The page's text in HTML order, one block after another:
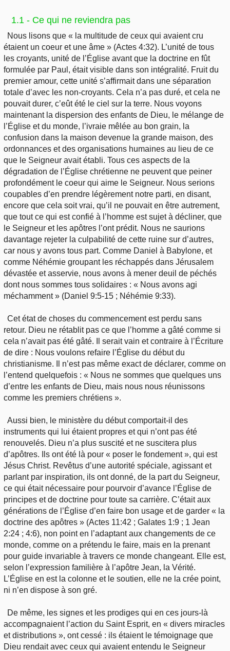
1.1 - Ce qui ne reviendra pas
Nous lisons que « la multitude de ceux qui avaient cru
étaient un coeur et une âme » (Actes 4:32). L’unité de tous
les croyants, unité de l’Église avant que la doctrine en fût
formulée par Paul, était visible dans son intégralité. Fruit du
premier amour, cette unité s’affirmait dans une séparation
totale d’avec les non-croyants. Cela n’a pas duré, et cela ne
pouvait durer, c’eût été le ciel sur la terre. Nous voyons
maintenant la dispersion des enfants de Dieu, le mélange de
l’Église et du monde, l’ivraie mêlée au bon grain, la
confusion dans la maison devenue la grande maison, des
ordonnances et des organisations humaines au lieu de ce
que le Seigneur avait établi. Tous ces aspects de la
dégradation de l’Église chrétienne ne peuvent que peiner
profondément le coeur qui aime le Seigneur. Nous serions
coupables d’en prendre légèrement notre parti, en disant,
encore que cela soit vrai, qu’il ne pouvait en être autrement,
que tout ce qui est confié à l’homme est sujet à décliner, que
le Seigneur et les apôtres l’ont prédit. Nous ne saurions
davantage rejeter la culpabilité de cette ruine sur d’autres,
car nous y avons tous part. Comme Daniel à Babylone, et
comme Néhémie groupant les réchappés dans Jérusalem
dévastée et asservie, nous avons à mener deuil de péchés
dont nous sommes tous solidaires : « Nous avons agi
méchamment » (Daniel 9:5-15 ; Néhémie 9:33).
Cet état de choses du commencement est perdu sans
retour. Dieu ne rétablit pas ce que l’homme a gâté comme si
cela n’avait pas été gâté. Il serait vain et contraire à l’Écriture
de dire : Nous voulons refaire l’Église du début du
christianisme. Il n’est pas même exact de déclarer, comme on
l’entend quelquefois : « Nous ne sommes que quelques uns
d’entre les enfants de Dieu, mais nous nous réunissons
comme les premiers chrétiens ».
Aussi bien, le ministère du début comportait-il des
instruments qui lui étaient propres et qui n’ont pas été
renouvelés. Dieu n’a plus suscité et ne suscitera plus
d’apôtres. Ils ont été là pour « poser le fondement », qui est
Jésus Christ. Revêtus d’une autorité spéciale, agissant et
parlant par inspiration, ils ont donné, de la part du Seigneur,
ce qui était nécessaire pour pourvoir d’avance l’Église de
principes et de doctrine pour toute sa carrière. C’était aux
générations de l’Église d’en faire bon usage et de garder « la
doctrine des apôtres » (Actes 11:42 ; Galates 1:9 ; 1 Jean
2:24 ; 4:6), non point en l’adaptant aux changements de ce
monde, comme on a prétendu le faire, mais en la prenant
pour guide invariable à travers ce monde changeant. Elle est,
selon l’expression familière à l’apôtre Jean, la Vérité.
L’Église en est la colonne et le soutien, elle ne la crée point,
ni n’en dispose à son gré.
De même, les signes et les prodiges qui en ces jours-là
accompagnaient l’action du Saint Esprit, en « divers miracles
et distributions », ont cessé : ils étaient le témoignage que
Dieu rendait avec ceux qui avaient entendu le Seigneur